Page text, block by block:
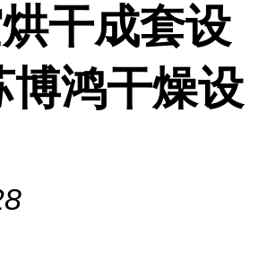
干成套设
博鸿干燥设